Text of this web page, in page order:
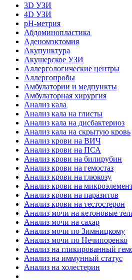
3D УЗИ
4D УЗИ
pH-метрия
Абдоминопластика
Аденомэктомия
Акупунктура
Акушерское УЗИ
Аллергологические центры
Аллергопробы
Амбулатории и медпункты
Амбулаторная хирургия
Анализ кала
Анализ кала на глисты
Анализ кала на дисбактериоз
Анализ кала на скрытую кровь
Анализ крови на ВИЧ
Анализ крови на ПСА
Анализ крови на билирубин
Анализ крови на гемостаз
Анализ крови на глюкозу
Анализ крови на
Анализ крови на паразитов
Анализ крови на тестостерон
Анализ мочи на кетоновые
Анализ мочи на сахар
Анализ мочи по Зимницкому
Анализ мочи по Нечипоренко
Анализ на гликированный
Анализ на иммунный статус
Анализ на холестерин